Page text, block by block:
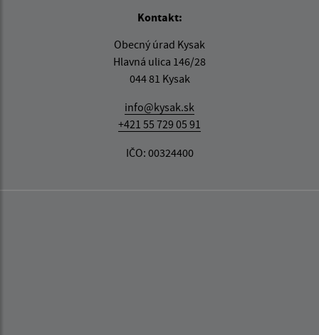
Kontakt:
Obecný úrad Kysak
Hlavná ulica 146/28
044 81 Kysak
info@kysak.sk
+421 55 729 05 91
IČO: 00324400